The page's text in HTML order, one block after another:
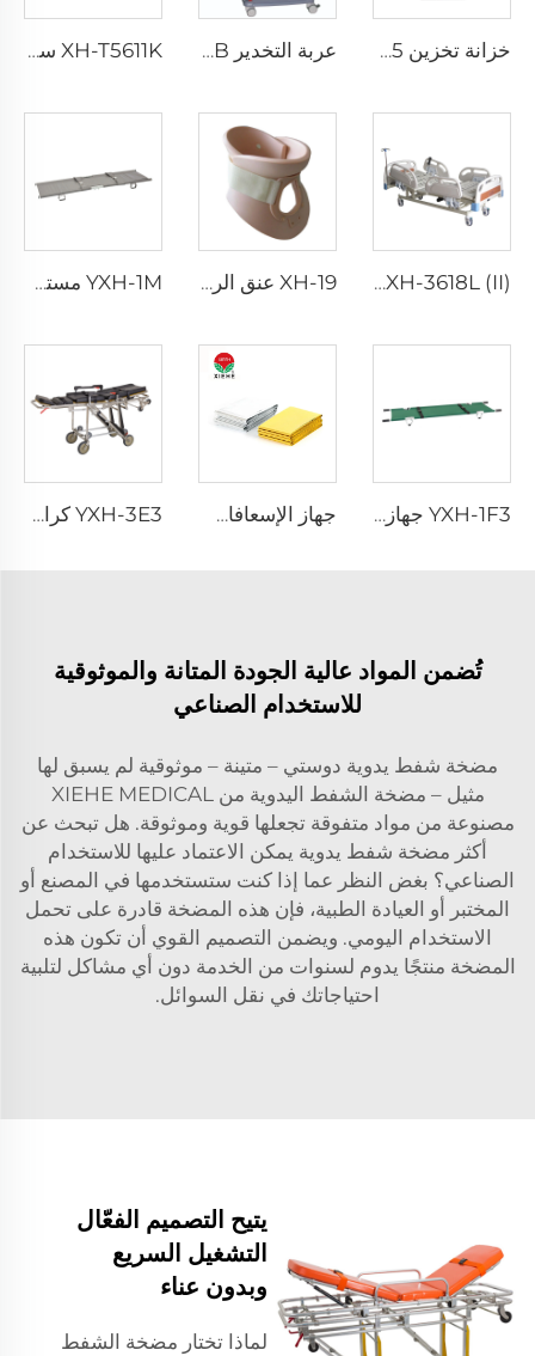
خزانة تخزين XHF-15 وخزانة أجهزة عربة التخدير XH-85037B XH-T5611K سرير مستشفى بحواجز قابلة للطي من سبيكة الألمنيوم
XH-3618L (II) سرير مريض مستشفى XH-19 عنق الرحم YXH-1M مستشفى نقالة إسعاف أولية مقعد متحرك من سبيكة الألمنيوم قابلة للطي
YXH-1F3 جهاز إسعافات أولية نقالة إنقاذ قابلة للطي جهاز الإسعافات الأولية من نوع XH-18anketanket الطوارئ YXH-3E3 كراسي الإسعاف للأجهزة الطبية - سرير طوارئ قابل للاستخدام الأولي
تُضمن المواد عالية الجودة المتانة والموثوقية
للاستخدام الصناعي
مضخة شفط يدوية دوستي – متينة – موثوقية لم يسبق لها
مثيل – مضخة الشفط اليدوية من XIEHE MEDICAL
مصنوعة من مواد متفوقة تجعلها قوية وموثوقة. هل تبحث عن
أكثر مضخة شفط يدوية يمكن الاعتماد عليها للاستخدام
الصناعي؟ بغض النظر عما إذا كنت ستستخدمها في المصنع أو
المختبر أو العيادة الطبية، فإن هذه المضخة قادرة على تحمل
الاستخدام اليومي. ويضمن التصميم القوي أن تكون هذه
المضخة منتجًا يدوم لسنوات من الخدمة دون أي مشاكل لتلبية
احتياجاتك في نقل السوائل.
يتيح التصميم الفعّال
التشغيل السريع
وبدون عناء
لماذا تختار مضخة الشفط